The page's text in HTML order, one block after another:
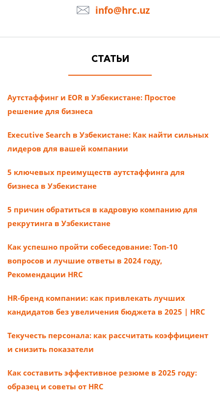
info@hrc.uz
СТАТЬИ
Аутстаффинг и EOR в Узбекистане: Простое
решение для бизнеса
Executive Search в Узбекистане: Как найти сильных
лидеров для вашей компании
5 ключевых преимуществ аутстаффинга для
бизнеса в Узбекистане
5 причин обратиться в кадровую компанию для
рекрутинга в Узбекистане
Как успешно пройти собеседование: Топ-10
вопросов и лучшие ответы в 2024 году,
Рекомендации HRC
HR-бренд компании: как привлекать лучших
кандидатов без увеличения бюджета в 2025 | HRC
Текучесть персонала: как рассчитать коэффициент
и снизить показатели
Как составить эффективное резюме в 2025 году:
образец и советы от HRC